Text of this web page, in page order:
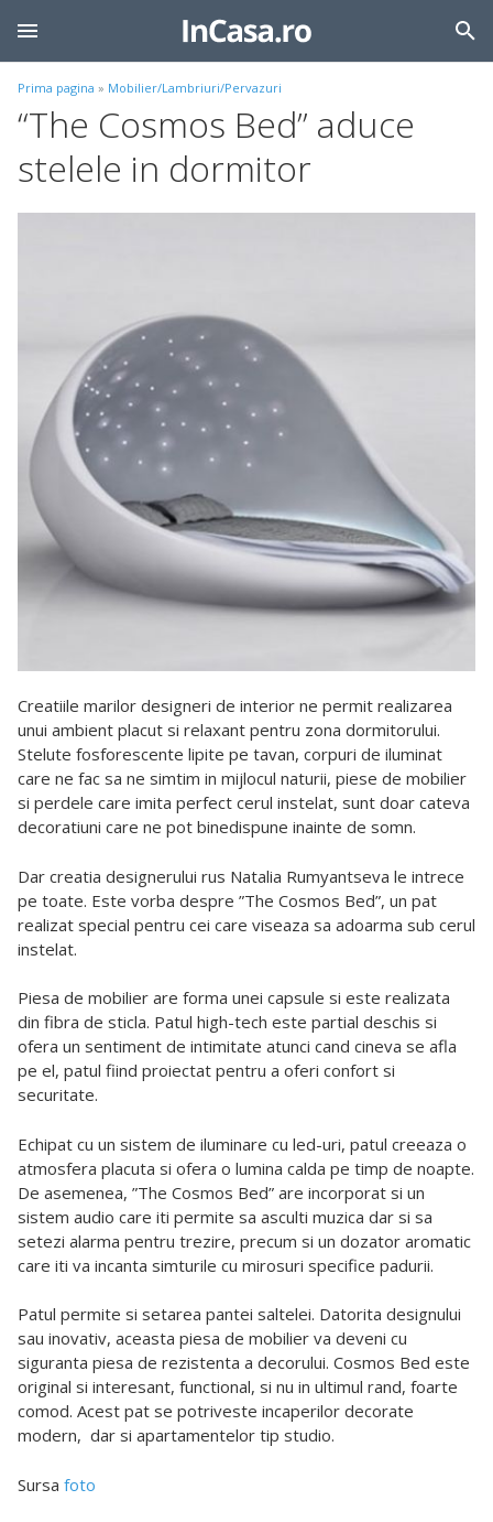
Prima pagina » Mobilier/Lambriuri/Pervazuri
“The Cosmos Bed” aduce
stelele in dormitor
Creatiile marilor designeri de interior ne permit realizarea
unui ambient placut si relaxant pentru zona dormitorului.
Stelute fosforescente lipite pe tavan, corpuri de iluminat
care ne fac sa ne simtim in mijlocul naturii, piese de mobilier
si perdele care imita perfect cerul instelat, sunt doar cateva
decoratiuni care ne pot binedispune inainte de somn.
Dar creatia designerului rus Natalia Rumyantseva le intrece
pe toate. Este vorba despre ”The Cosmos Bed”, un pat
realizat special pentru cei care viseaza sa adoarma sub cerul
instelat.
Piesa de mobilier are forma unei capsule si este realizata
din fibra de sticla. Patul high-tech este partial deschis si
ofera un sentiment de intimitate atunci cand cineva se afla
pe el, patul fiind proiectat pentru a oferi confort si
securitate.
Echipat cu un sistem de iluminare cu led-uri, patul creeaza o
atmosfera placuta si ofera o lumina calda pe timp de noapte.
De asemenea, ”The Cosmos Bed” are incorporat si un
sistem audio care iti permite sa asculti muzica dar si sa
setezi alarma pentru trezire, precum si un dozator aromatic
care iti va incanta simturile cu mirosuri specifice padurii.
Patul permite si setarea pantei saltelei. Datorita designului
sau inovativ, aceasta piesa de mobilier va deveni cu
siguranta piesa de rezistenta a decorului. Cosmos Bed este
original si interesant, functional, si nu in ultimul rand, foarte
comod. Acest pat se potriveste incaperilor decorate
modern, dar si apartamentelor tip studio.
Sursa foto